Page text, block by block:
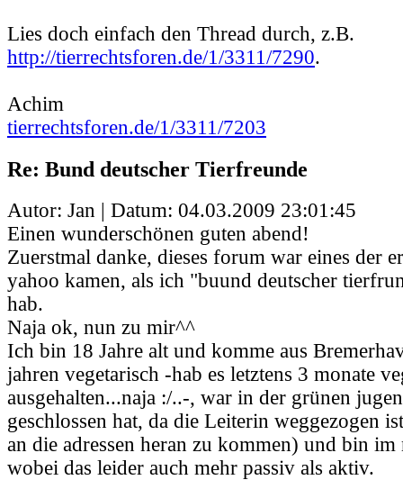
Lies doch einfach den Thread durch, z.B.
http://tierrechtsforen.de/1/3311/7290.
Achim
tierrechtsforen.de/1/3311/7203
Re: Bund deutscher Tierfreunde
Autor: Jan | Datum: 04.03.2009 23:01:45
Einen wunderschönen guten abend!
Zuerstmal danke, dieses forum war eines der
yahoo kamen, als ich "buund deutscher
hab.
Naja ok, nun zu mir^^
Ich bin 18 Jahre alt und komme aus
jahren vegetarisch -hab es letztens 3 monate
ausgehalten...naja :/..-, war in der grünen
geschlossen hat, da die Leiterin weggezogen
an die adressen heran zu kommen) und bin
wobei das leider auch mehr passiv als aktiv.